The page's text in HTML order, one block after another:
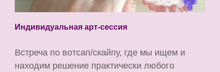
Индивидуальная арт-сессия
Встреча по вотсап/скайпу, где мы ищем и
находим решение практически любого